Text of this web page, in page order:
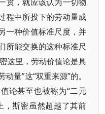
程中所投下的劳动量成
一种价值标准尺度，并
所能交换的这种标准尺
这里，劳动价值论是具
量”这“双重来源”的。
论甚至也被称为“二元
，斯密虽然超越了其前